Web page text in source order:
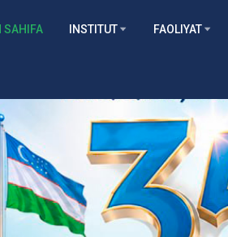
SAHIFA INSTITUT FAOLIYAT